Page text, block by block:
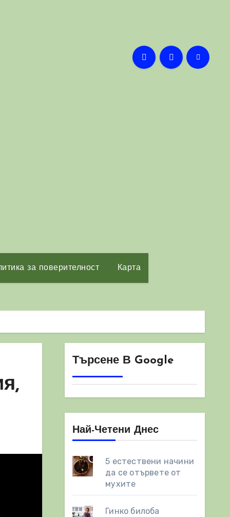
за поверителност Карта
Търсене В Google
Най-Четени Днес
5 естествени начини
да се отървете от
мухите
Гинко билоба